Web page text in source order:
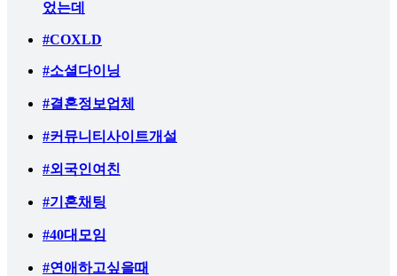
었는데
#COXLD
#소셜다이닝
#결혼정보업체
#커뮤니티사이트개설
#외국인여친
#기혼채팅
#40대모임
#연애하고싶을때